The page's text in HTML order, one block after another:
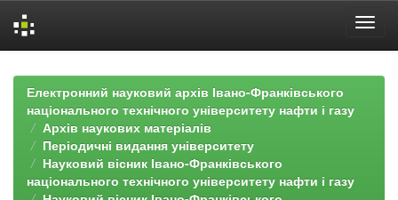
navigationЕлектронний науковий архів Івано-Франківського
національного технічного університету нафти і газу
Архів наукових матеріалів
Періодичні видання університету
Науковий вісник Івано-Франківського
національного технічного університету нафти і газу